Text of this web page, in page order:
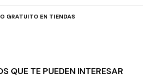
GRATUITO EN TIENDAS
QUE TE PUEDEN INTERESAR